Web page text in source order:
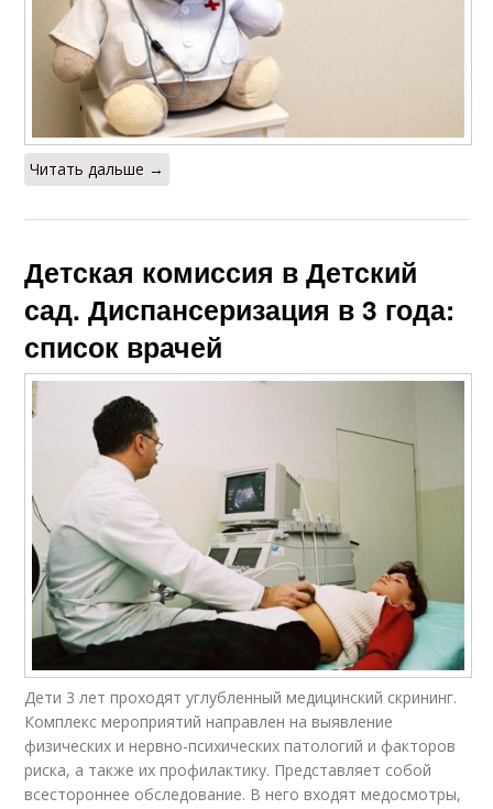
Читать дальше →
Детская комиссия в Детский
сад. Диспансеризация в 3 года:
список врачей
Дети 3 лет проходят углубленный медицинский скрининг.
Комплекс мероприятий направлен на выявление
физических и нервно-психических патологий и факторов
риска, а также их профилактику. Представляет собой
всестороннее обследование. В него входят медосмотры,